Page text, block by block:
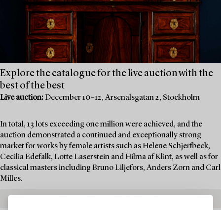
Explore the catalogue for the live auction with the
best of the best
Live auction: December 10–12, Arsenalsgatan 2, Stockholm
In total, 13 lots exceeding one million were achieved, and the
auction demonstrated a continued and exceptionally strong
market for works by female artists such as Helene Schjerfbeck,
Cecilia Edefalk, Lotte Laserstein and Hilma af Klint, as well as for
classical masters including Bruno Liljefors, Anders Zorn and Carl
Milles.